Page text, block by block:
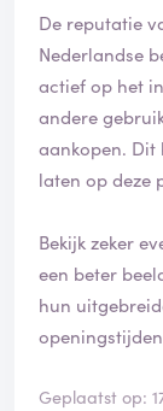
De reputatie
Nederlandse
actief op het
andere
aankopen. Dit
laten op deze
Bekijk zeker
een beter
hun
Geplaatst op: